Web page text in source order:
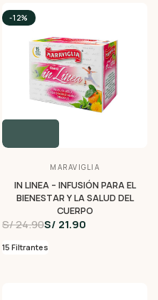
-12%
MARAVIGLIA
IN LINEA – INFUSIÓN PARA EL
BIENESTAR Y LA SALUD DEL
CUERPO
S/ 24.90S/ 21.90
15 Filtrantes